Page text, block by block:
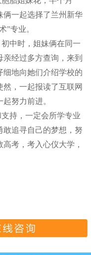
俩一起选择了兰州新华
”专业。
中时，姐妹俩在同一
经过多方查询，来到
细地向她们介绍学校的
，一起报读了互联网
努力前进。
持，一定会所学专业
追寻自己的梦想，努
考，考入心仪大学，